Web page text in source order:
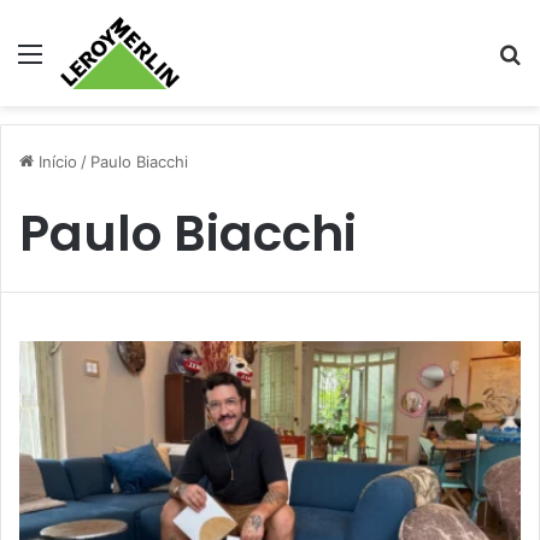
Menu
Início / Paulo Biacchi
Paulo Biacchi